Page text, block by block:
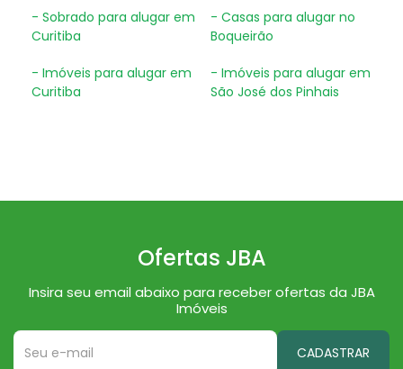
- Sobrado para alugar em
Curitiba
- Imóveis para alugar em
Curitiba
- Casas para alugar no
Boqueirão
- Imóveis para alugar em
São José dos Pinhais
Ofertas JBA
Insira seu email abaixo para receber ofertas da JBA
Imóveis
CADASTRAR